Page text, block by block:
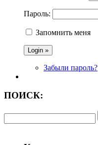
Пароль:
Запомнить меня
Забыли пароль?
ПОИСК: